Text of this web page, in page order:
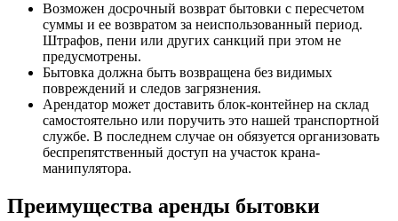
Возможен досрочный возврат бытовки с пересчетом
суммы и ее возвратом за неиспользованный период.
Штрафов, пени или других санкций при этом не
предусмотрены.
Бытовка должна быть возвращена без видимых
повреждений и следов загрязнения.
Арендатор может доставить блок-контейнер на склад
самостоятельно или поручить это нашей транспортной
службе. В последнем случае он обязуется организовать
беспрепятственный доступ на участок крана-
манипулятора.
Преимущества аренды бытовки